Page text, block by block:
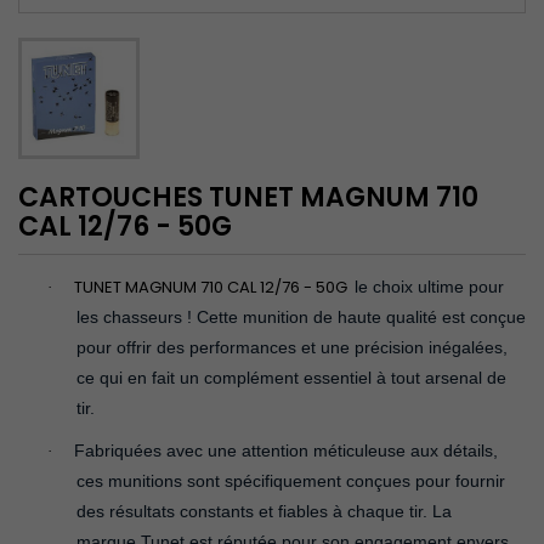
CARTOUCHES TUNET MAGNUM 710
CAL 12/76 - 50G
· TUNET MAGNUM 710 CAL 12/76 - 50G le choix ultime pour
les chasseurs ! Cette munition de haute qualité est conçue
pour offrir des performances et une précision inégalées,
ce qui en fait un complément essentiel à tout arsenal de
tir.
·
Fabriquées avec une attention méticuleuse aux détails,
ces munitions sont spécifiquement conçues pour fournir
des résultats constants et fiables à chaque tir. La